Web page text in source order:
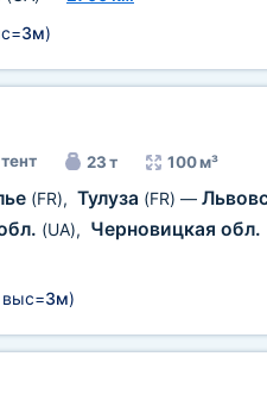
3м)
тент 23 т 100 м³
(FR), Тулуза (FR) —
(UA), Черновицкая обл.
выс=3м)